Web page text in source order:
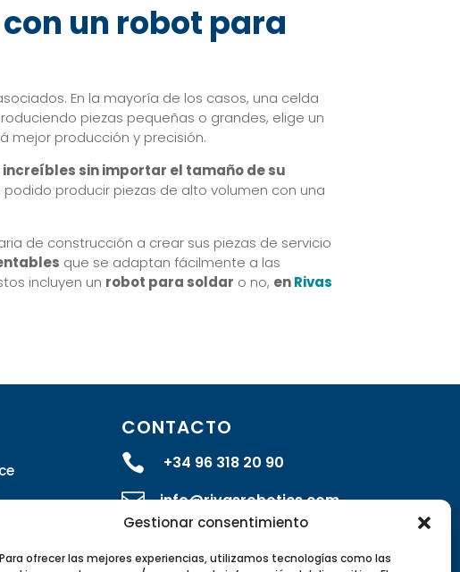
Gestionar consentimiento
Para ofrecer las mejores experiencias, utilizamos tecnologías como las
un robot para
En la mayoría de los casos, una celda
piezas pequeñas o grandes, elige un
mejor producción y precisión.
sin importar el tamaño de su
producir piezas de alto volumen con una
de construcción a crear sus piezas de servicio
que se adaptan fácilmente a las
incluyen un robot para soldar o no, enRivas
CONTACTO
 +34 96 318 20 90
 info@rivasrobotics.com